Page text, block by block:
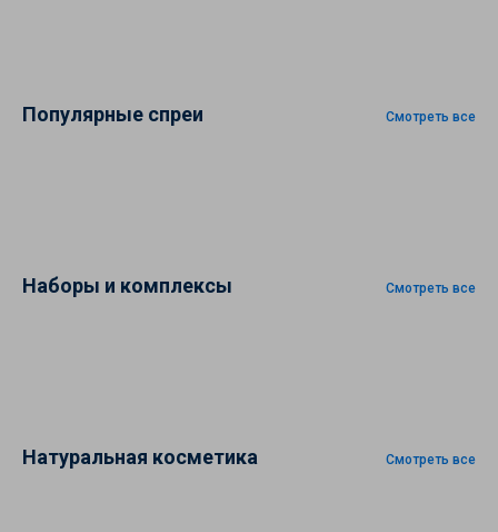
Популярные спреи Смотреть все
Наборы и комплексы Смотреть все
Натуральная косметика Смотреть все